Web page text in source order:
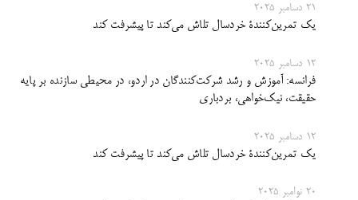
21 دسامبر 2025
یک تمرین‌کنندۀ خردسال تلاش می‌کند تا پیشرفت کند
12 دسامبر 2025
فرانسه: آموزش و رشد شرکت‌کنندگان در اردو، در محیطی سازنده بر پایه
حقیقت، نیک‌خواهی، بردباری
12 دسامبر 2025
یک تمرین‌کنندۀ خردسال تلاش می‌کند تا پیشرفت کند
20 نوامبر 2025